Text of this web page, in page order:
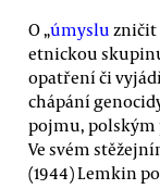
O „úmyslu zničit
etnickou
opatření či
chápání
pojmu,
Ve svém
(1944) Lemkin